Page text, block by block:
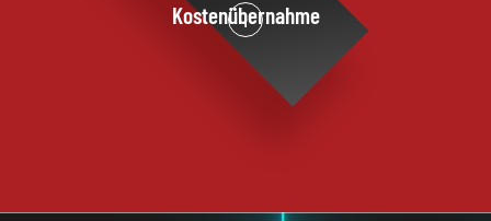
Kostenübernahme
i